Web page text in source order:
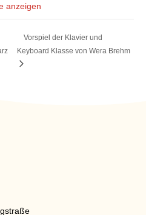
anzeigen
Vorspiel der Klavier und
Keyboard Klasse von Wera Brehm